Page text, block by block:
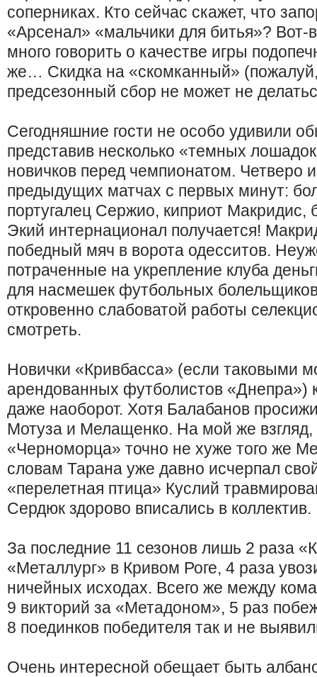
соперниках. Кто сейчас скажет, что
«Арсенал» «мальчики для битья»? Вот-
много говорить о качестве игры
же… Скидка на «скомканный»
предсезонный сбор не может не
Сегодняшние гости не особо удивили
представив несколько «темных
новичков перед чемпионатом. Четверо
предыдущих матчах с первых минут:
португалец Сержио, киприот Макридис,
Экий интернационал получается!
победный мяч в ворота одесситов.
потраченные на укрепление клуба
для насмешек футбольных
откровенно слабоватой работы
смотреть.
Новички «Кривбасса» (если таковыми
арендованных футболистов «Днепра»)
даже наоборот. Хотя Балабанов
Мотуза и Мелащенко. На мой же
«Черноморца» точно не хуже того же
словам Тарана уже давно исчерпал
«перелетная птица» Куслий
Сердюк здорово вписались в коллектив.
За последние 11 сезонов лишь 2 раза
«Металлург» в Кривом Роге, 4 раза
ничейных исходах. Всего же между
9 викторий за «Метадоном», 5 раз
8 поединков победителя так и не
Очень интересной обещает быть